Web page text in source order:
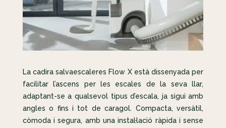
La cadira salvaescaleres Flow X està dissenyada per
facilitar l’ascens per les escales de la seva llar,
adaptant-se a qualsevol tipus d’escala, ja sigui amb
angles o fins i tot de caragol. Compacta, versàtil,
còmoda i segura, amb una instal·lació ràpida i sense